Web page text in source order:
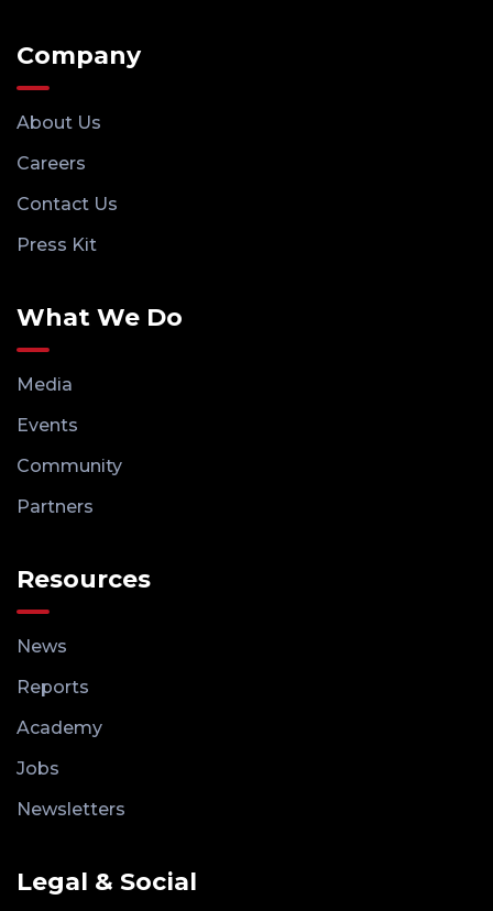
Company
About Us
Careers
Contact Us
Press Kit
What We Do
Media
Events
Community
Partners
Resources
News
Reports
Academy
Jobs
Newsletters
Legal & Social